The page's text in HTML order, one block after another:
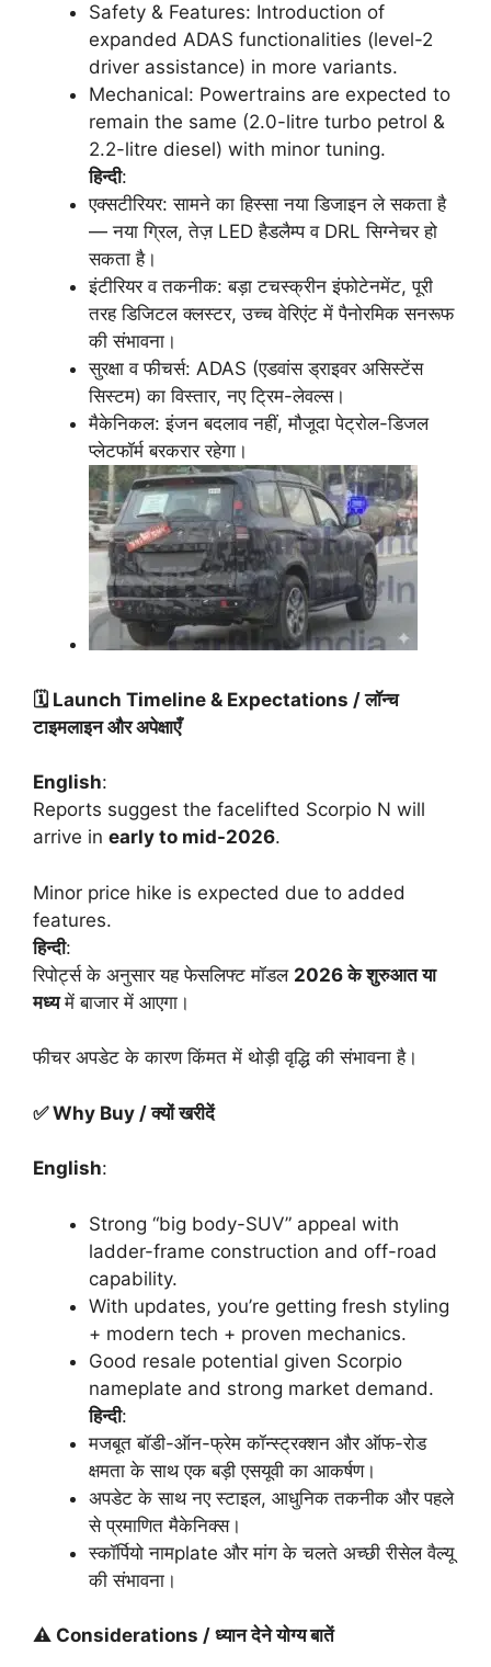
Safety & Features: Introduction of
expanded ADAS functionalities (level-2
driver assistance) in more variants.
Mechanical: Powertrains are expected to
remain the same (2.0-litre turbo petrol &
2.2-litre diesel) with minor tuning.
हिन्दी:
एक्सटीरियर: सामने का हिस्सा नया डिजाइन ले सकता है
— नया ग्रिल, तेज़ LED हैडलैम्प व DRL सिग्नेचर हो
सकता है।
इंटीरियर व तकनीक: बड़ा टचस्क्रीन इंफोटेनमेंट, पूरी
तरह डिजिटल क्लस्टर, उच्च वेरिएंट में पैनोरमिक सनरूफ
की संभावना।
सुरक्षा व फीचर्स: ADAS (एडवांस ड्राइवर असिस्टेंस
सिस्टम) का विस्तार, नए ट्रिम-लेवल्स।
मैकेनिकल: इंजन बदलाव नहीं, मौजूदा पेट्रोल-डिजल
प्लेटफॉर्म बरकरार रहेगा।
🗓 Launch Timeline & Expectations /लॉन्च
टाइमलाइनऔरअपेक्षाएँ
English:
Reports suggest the facelifted Scorpio N will
arrive in early to mid-2026.
Minor price hike is expected due to added
features.
हिन्दी:
रिपोर्ट्स के अनुसार यह फेसलिफ्ट मॉडल 2026केशुरुआतया
मध्यमें बाजार में आएगा।
फीचर अपडेट के कारण किंमत में थोड़ी वृद्धि की संभावना है।
✅ Why Buy /क्योंखरीदें
English:
Strong “big body-SUV” appeal with
ladder-frame construction and off-road
capability.
With updates, you’re getting fresh styling
+ modern tech + proven mechanics.
Good resale potential given Scorpio
nameplate and strong market demand.
हिन्दी:
मजबूत बॉडी-ऑन-फ्रेम कॉन्स्ट्रक्शन और ऑफ-रोड
क्षमता के साथ एक बड़ी एसयूवी का आकर्षण।
अपडेट के साथ नए स्टाइल, आधुनिक तकनीक और पहले
से प्रमाणित मैकेनिक्स।
स्कॉर्पियो नामplate और मांग के चलते अच्छी रीसेल वैल्यू
की संभावना।
⚠️ Considerations / ध्यानदेनेयोग्यबातें